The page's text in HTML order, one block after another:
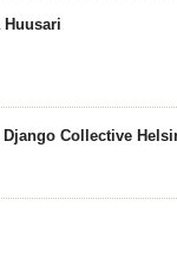
Huusari
Django Collective